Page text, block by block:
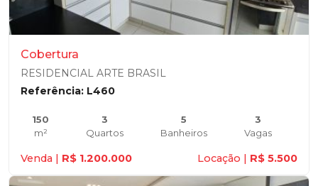
Cobertura
RESIDENCIAL ARTE BRASIL
Referência: L460
150
m²
3
Quartos
5
Banheiros
3
Vagas
Venda | R$ 1.200.000 Locação | R$ 5.500